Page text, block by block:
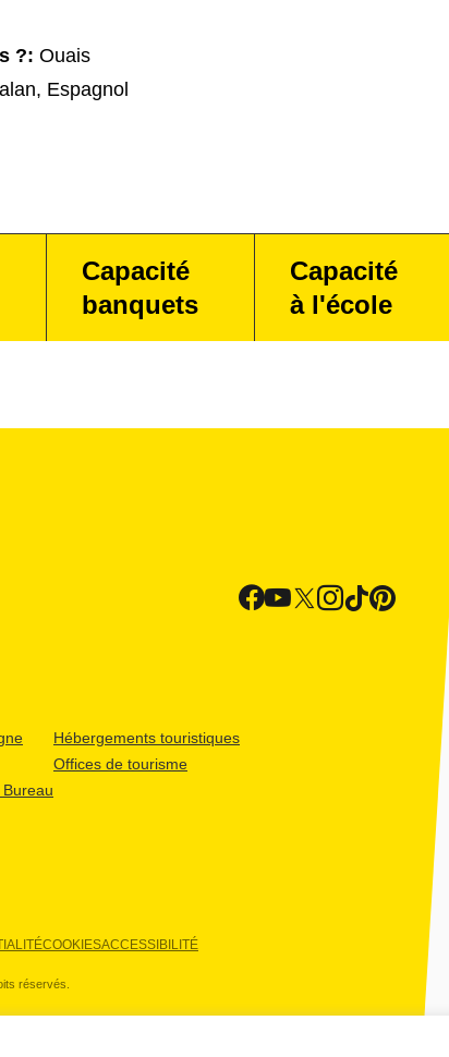
?: Ouais
Espagnol
Capacité
banquets
Capacité
à l'école
Hébergements touristiques
Offices de tourisme
COOKIESACCESSIBILITÉ
réservés.